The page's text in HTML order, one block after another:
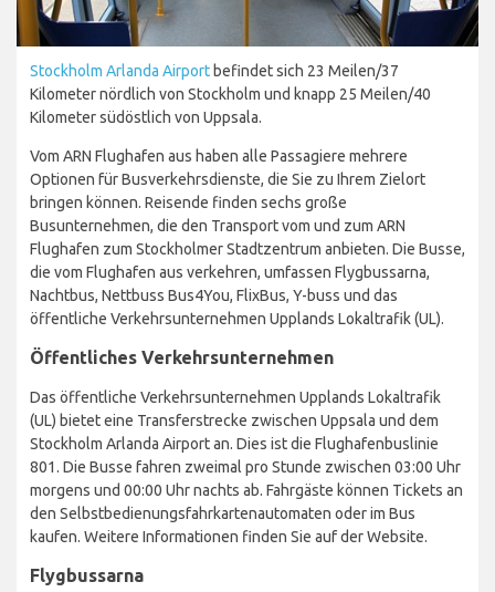
Stockholm Arlanda Airport befindet sich 23 Meilen/37
Kilometer nördlich von Stockholm und knapp 25 Meilen/40
Kilometer südöstlich von Uppsala.
Vom ARN Flughafen aus haben alle Passagiere mehrere
Optionen für Busverkehrsdienste, die Sie zu Ihrem Zielort
bringen können. Reisende finden sechs große
Busunternehmen, die den Transport vom und zum ARN
Flughafen zum Stockholmer Stadtzentrum anbieten. Die Busse,
die vom Flughafen aus verkehren, umfassen Flygbussarna,
Nachtbus, Nettbuss Bus4You, FlixBus, Y-buss und das
öffentliche Verkehrsunternehmen Upplands Lokaltrafik (UL).
Öffentliches Verkehrsunternehmen
Das öffentliche Verkehrsunternehmen Upplands Lokaltrafik
(UL) bietet eine Transferstrecke zwischen Uppsala und dem
Stockholm Arlanda Airport an. Dies ist die Flughafenbuslinie
801. Die Busse fahren zweimal pro Stunde zwischen 03:00 Uhr
morgens und 00:00 Uhr nachts ab. Fahrgäste können Tickets an
den Selbstbedienungsfahrkartenautomaten oder im Bus
kaufen. Weitere Informationen finden Sie auf der Website.
Flygbussarna